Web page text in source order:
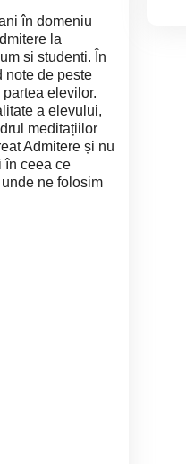
în domeniu
la
si studenti. În
note de peste
elevilor.
a elevului,
meditațiilor
Admitere și nu
în ceea ce
ne folosim